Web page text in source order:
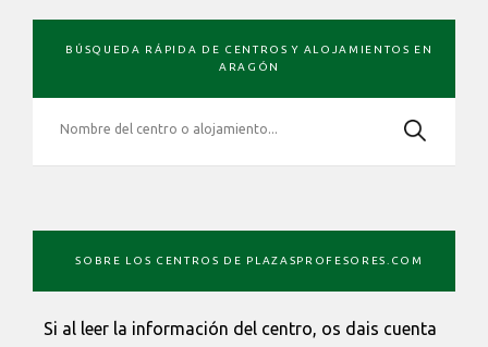
PRIMARIA
BÚSQUEDA RÁPIDA DE CENTROS Y ALOJAMIENTOS EN
ARAGÓN
SOBRE LOS CENTROS DE PLAZASPROFESORES.COM
Si al leer la información del centro, os dais cuenta